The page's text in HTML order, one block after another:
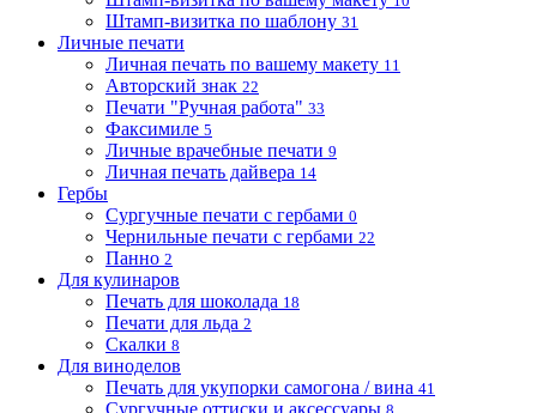
Штамп-визитка по шаблону 31
Личные печати
Личная печать по вашему макету 11
Авторский знак 22
Печати "Ручная работа" 33
Факсимиле 5
Личные врачебные печати 9
Личная печать дайвера 14
Гербы
Сургучные печати с гербами 0
Чернильные печати с гербами 22
Панно 2
Для кулинаров
Печать для шоколада 18
Печати для льда 2
Скалки 8
Для виноделов
Печать для укупорки самогона / вина 41
Сургучные оттиски и аксессуары